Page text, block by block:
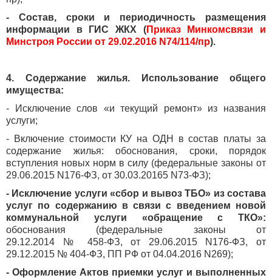
- Состав, сроки и периодичность размещения
информации в ГИС ЖКХ (Приказ Минкомсвязи и
Минстроя России от 29.02.2016 N74/114/пр).
4. Содержание жилья. Использование общего
имущества:
- Исключение слов «и текущий ремонт» из названия
услуги;
- Включение стоимости КУ на ОДН в состав платы за
содержание жилья: обоснования, сроки, порядок
вступления новых норм в силу (федеральные законы от
29.06.2015 N176-ФЗ, от 30.03.20165 N73-ФЗ);
- Исключение услуги «сбор и вывоз ТБО» из состава
услуг по содержанию в связи с введением новой
коммунальной услуги «обращение с ТКО»:
обоснования (федеральные законы от
29.12.2014 № 458-ФЗ, от 29.06.2015 N176-ФЗ, от
29.12.2015 № 404-ФЗ, ПП РФ от 04.04.2016 N269);
- Оформление Актов приемки услуг и выполненных